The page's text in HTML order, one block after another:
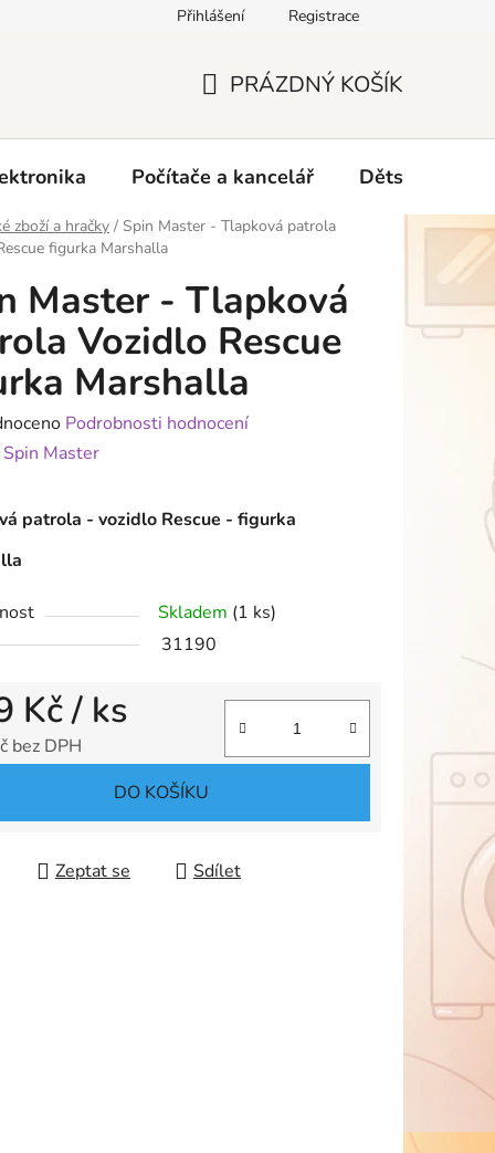
Přihlášení Registrace
KOŠÍK
PRÁZDNÝ KOŠÍK
Počítače a kancelář Dětské zboží
zboží a hračky / Spin Master - Tlapková patrola
figurka Marshalla
Master - Tlapková
Vozidlo Rescue
Marshalla
Podrobnosti hodnocení
Spin Master
patrola - vozidlo Rescue - figurka
Skladem (1 ks)
31190
Kč/ ks
bez DPH
DO KOŠÍKU
Zeptat se Sdílet